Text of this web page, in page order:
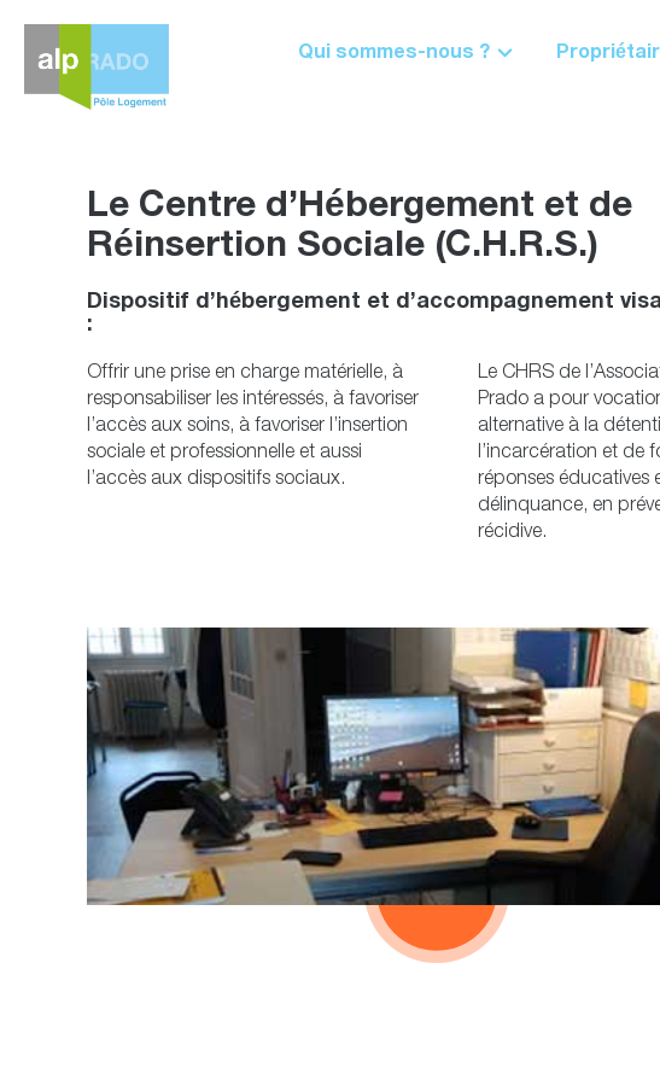
Qui sommes-nous ?
Le Centre d’Hébergement et de
Réinsertion Sociale (C.H.R.S.)
Dispositif d’hébergement et d’accompagnement
:
Offrir une prise en charge matérielle, à
responsabiliser les intéressés, à favoriser
l’accès aux soins, à favoriser l’insertion
sociale et professionnelle et aussi
l’accès aux dispositifs sociaux.
Le CHRS de
Prado a pour
alternative à la
l’incarcération et de
réponses éducatives
délinquance, en
récidive.